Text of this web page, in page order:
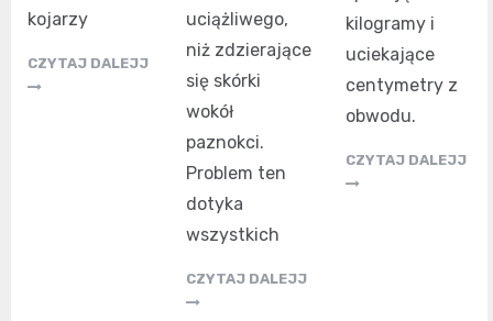
kojarzy
CZYTAJ DALEJJ
uciążliwego,
niż zdzierające
się skórki
wokół
paznokci.
Problem ten
dotyka
wszystkich
CZYTAJ DALEJJ
kilogramy i
uciekające
centymetry z
obwodu.
CZYTAJ DALEJJ